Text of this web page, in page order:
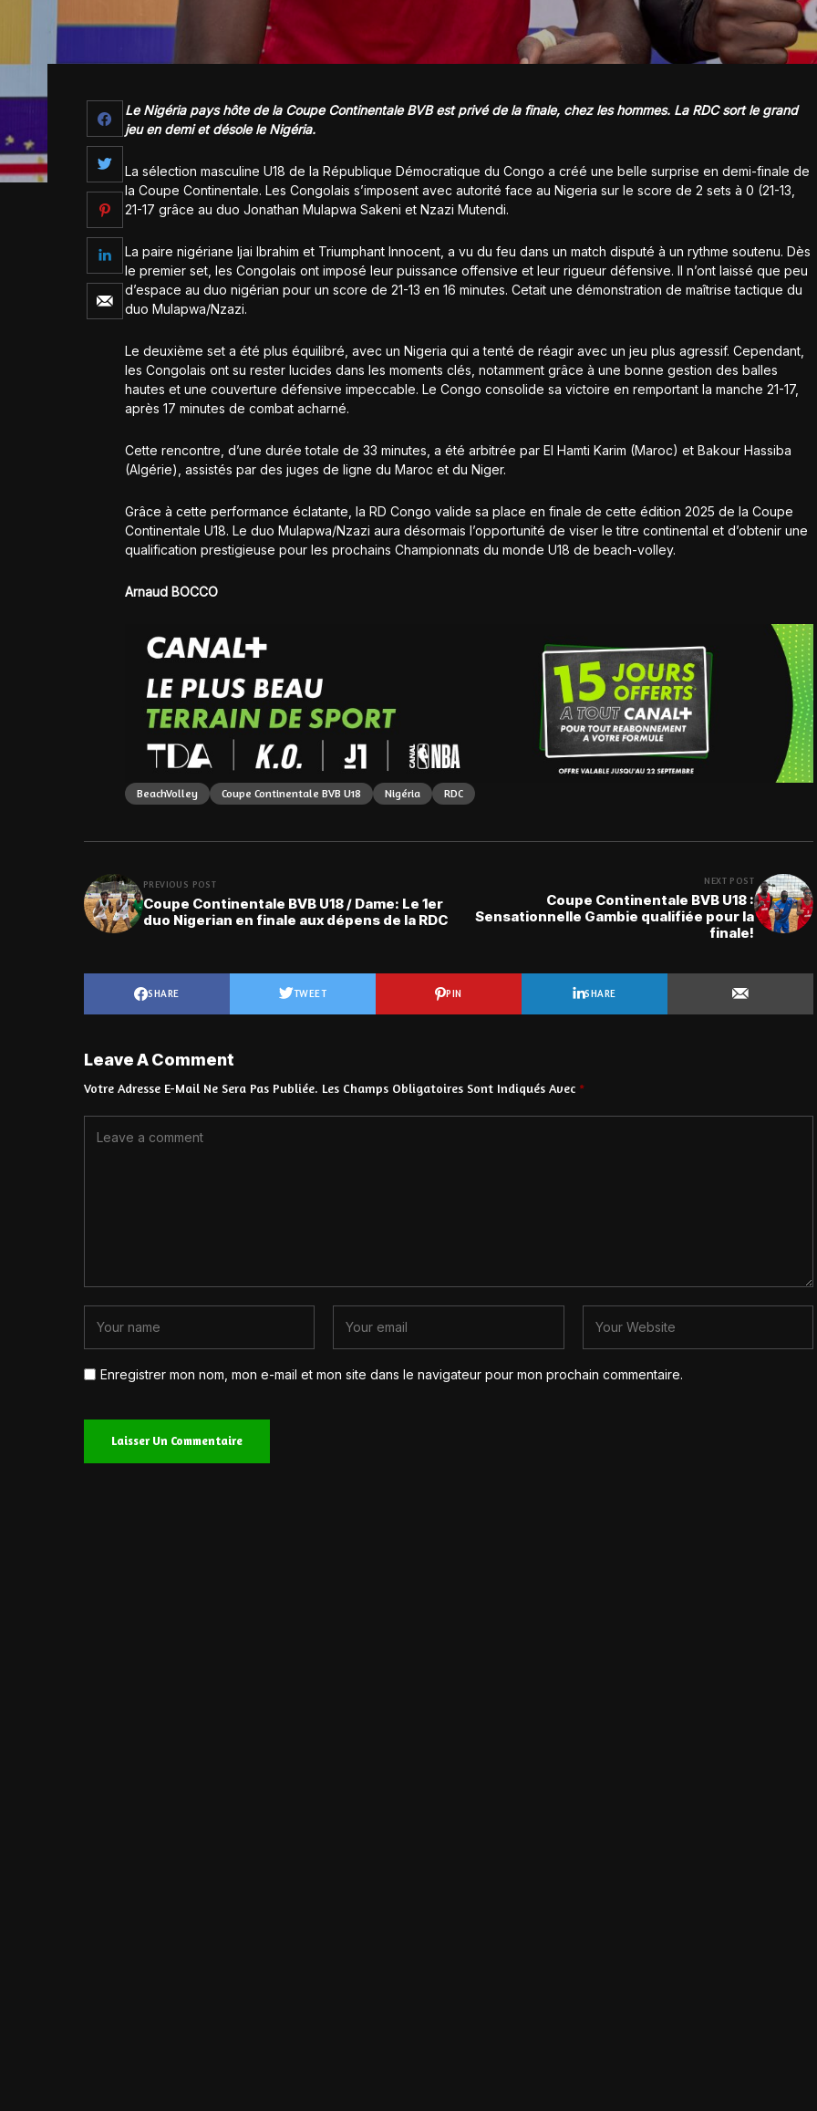
Le Nigéria pays hôte de la Coupe Continentale BVB est privé de la finale, chez les hommes. La RDC sort le grand
jeu en demi et désole le Nigéria.
La sélection masculine U18 de la République Démocratique du Congo a créé une belle surprise en demi-finale de
la Coupe Continentale. Les Congolais s’imposent avec autorité face au Nigeria sur le score de 2 sets à 0 (21-13,
21-17 grâce au duo Jonathan Mulapwa Sakeni et Nzazi Mutendi.
La paire nigériane Ijai Ibrahim et Triumphant Innocent, a vu du feu dans un match disputé à un rythme soutenu. Dès
le premier set, les Congolais ont imposé leur puissance offensive et leur rigueur défensive. Il n’ont laissé que peu
d’espace au duo nigérian pour un score de 21-13 en 16 minutes. Cetait une démonstration de maîtrise tactique du
duo Mulapwa/Nzazi.
Le deuxième set a été plus équilibré, avec un Nigeria qui a tenté de réagir avec un jeu plus agressif. Cependant,
les Congolais ont su rester lucides dans les moments clés, notamment grâce à une bonne gestion des balles
hautes et une couverture défensive impeccable. Le Congo consolide sa victoire en remportant la manche 21-17,
après 17 minutes de combat acharné.
Cette rencontre, d’une durée totale de 33 minutes, a été arbitrée par El Hamti Karim (Maroc) et Bakour Hassiba
(Algérie), assistés par des juges de ligne du Maroc et du Niger.
Grâce à cette performance éclatante, la RD Congo valide sa place en finale de cette édition 2025 de la Coupe
Continentale U18. Le duo Mulapwa/Nzazi aura désormais l’opportunité de viser le titre continental et d’obtenir une
qualification prestigieuse pour les prochains Championnats du monde U18 de beach-volley.
Arnaud BOCCO
BeachVolley Coupe Continentale BVB U18 Nigéria RDC
PREVIOUS POST
Coupe Continentale BVB U18 / Dame: Le 1er
duo Nigerian en finale aux dépens de la RDC
NEXT POST
Coupe Continentale BVB U18 :
Sensationnelle Gambie qualifiée pour la
finale!
SHARE TWEET PIN SHARE
Leave A Comment
Votre Adresse E-Mail Ne Sera Pas Publiée. Les Champs Obligatoires Sont Indiqués Avec *
Enregistrer mon nom, mon e-mail et mon site dans le navigateur pour mon prochain commentaire.